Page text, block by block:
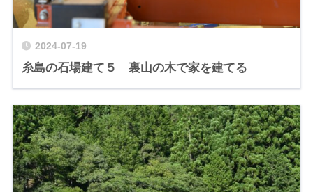
2024-07-19
糸島の石場建て５ 裏山の木で家を建てる